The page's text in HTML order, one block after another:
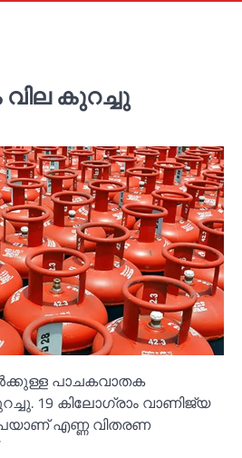
കുറച്ചു
പാചകവാതക
19 കിലോഗ്രാം വാണിജ്യ
എണ്ണ വിതരണ